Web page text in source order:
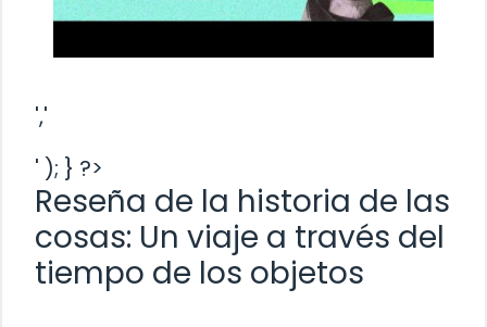
','
' ); } ?>
Reseña de la historia de las
cosas: Un viaje a través del
tiempo de los objetos